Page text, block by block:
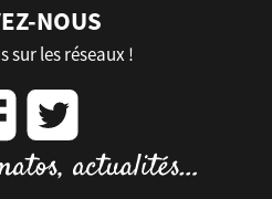
NOUS
sur les réseaux !